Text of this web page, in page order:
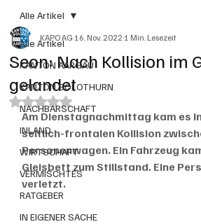
Alle Artikel
KANTON AARGAU
KANTON SOLOTHURN
NACHBARSCHAFT
INLAND
WIRTSCHAFT
VERMISCHTES
RATGEBER
IN EIGENER SACHE
Alle Artikel
Seon: Nach Kollision im
gelandet
KAPO AG16. Nov. 20221 Min. Lesezeit
Mit NaN von 5 Sternen bewertet.
Am Dienstagnachmittag kam es
seitlich-frontalen Kollision
Personenwagen. Ein Fahrzeug
Gleisbett zum Stillstand. Eine
verletzt.